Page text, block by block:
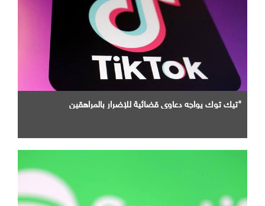
"تيك توك يواجه دعاوى قضائية للإضرار بالمراهقين